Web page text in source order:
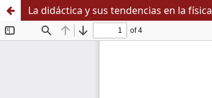
La didáctica y sus tendencias en la física